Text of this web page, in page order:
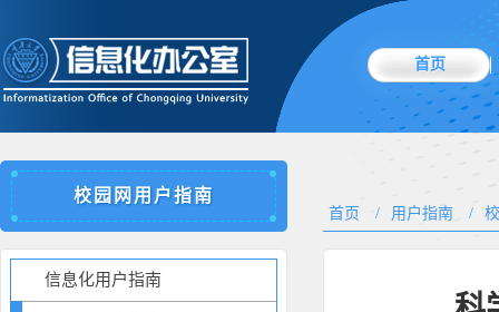
首页
校园网用户指南
信息化用户指南
首页 / 用户指南 /